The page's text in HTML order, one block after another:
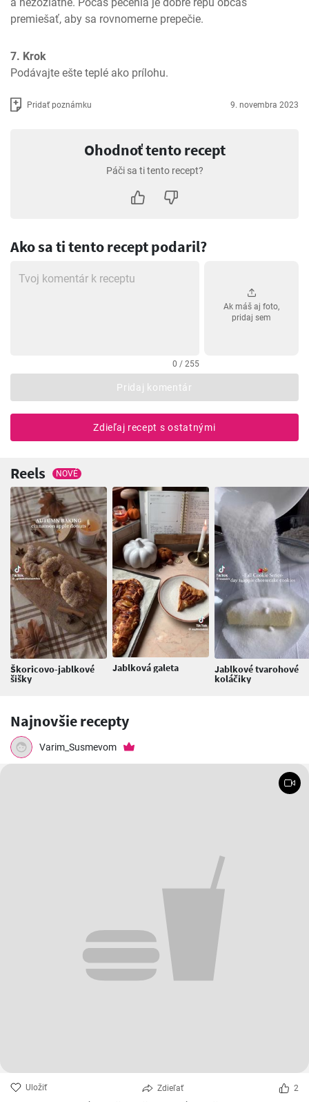
premiešať, aby sa rovnomerne prepečie.
7. Krok
Podávajte ešte teplé ako prílohu.
Pridať poznámku 9. novembra 2023
Ohodnoť tento recept
Páči sa ti tento recept?
Ako sa ti tento recept podaril?
0 / 255
Ak máš aj foto,
pridaj sem
Pridaj komentár
Zdieľaj recept s ostatnými
Reels NOVÉ
Škoricovo-jablkové
šišky
Jablková galeta Jablkové tvarohové
koláčiky
Najnovšie recepty
Varim_Susmevom
Uložiť Zdieľať 2